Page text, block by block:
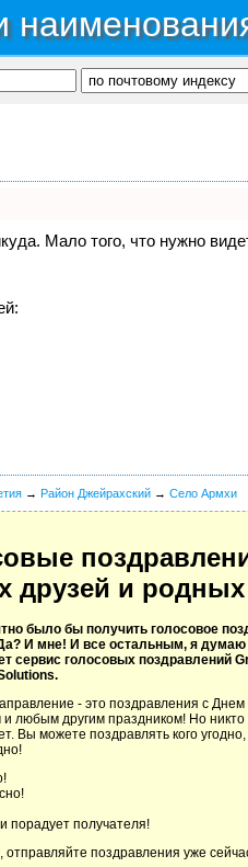
Мало того, что нужно
→ Район Джейрахский → Село Армхи
друзей и родных
было бы получить голосовое
И мне! И все остальным, я думаю
сервис голосовых поздравлений
- это поздравления с
и любым другим праздником! Но никто
Вы можете поздравлять кого угодно,
порадует получателя!
отправляйте поздравления уже